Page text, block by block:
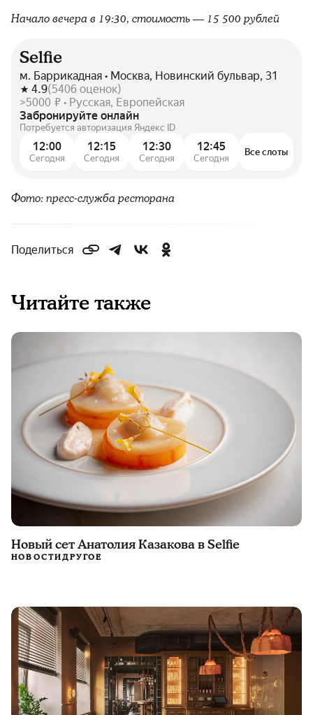
Начало вечера в 19:30, стоимость — 15 500 рублей
Selfie
м. Баррикадная • Москва, Новинский бульвар, 31
4.9(5406 оценок)
>5000 ₽ • Русская, Европейская
Забронируйте онлайн
Потребуется авторизация Яндекс ID
12:00
Сегодня
12:15
Сегодня
12:30
Сегодня
12:45
Сегодня
Все слоты
Фото: пресс-служба ресторана
Поделиться
Читайте также
Новый сет Анатолия Казакова в Selfie
НОВОСТИДРУГОЕ